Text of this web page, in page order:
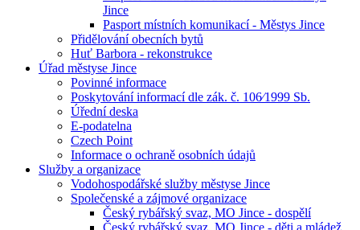
Jince
Pasport místních komunikací - Městys Jince
Přidělování obecních bytů
Huť Barbora - rekonstrukce
Úřad městyse Jince
Povinné informace
Poskytování informací dle zák. č. 106⁄1999 Sb.
Úřední deska
E-podatelna
Czech Point
Informace o ochraně osobních údajů
Služby a organizace
Vodohospodářské služby městyse Jince
Společenské a zájmové organizace
Český rybářský svaz, MO Jince - dospělí
Český rybářský svaz, MO Jince - děti a mládež